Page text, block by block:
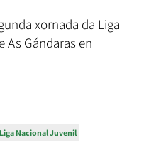
xornada da Liga
As Gándaras en
Liga Nacional Juvenil